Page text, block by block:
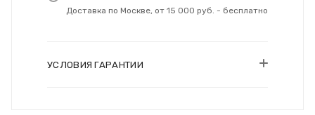
Доставка по Москве, от 15 000 руб. - бесплатно
УСЛОВИЯ ГАРАНТИИ